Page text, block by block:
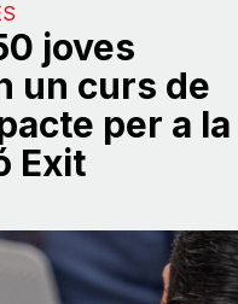
joves
un curs de
per a la
Exit